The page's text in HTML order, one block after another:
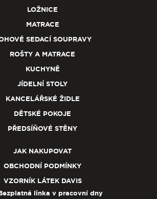
LOŽNICE
MATRACE
SEDACÍ SOUPRAVY
ROŠTY A MATRACE
KUCHYNĚ
JÍDELNÍ STOLY
KANCELÁŘSKÉ ŽIDLE
DĚTSKÉ POKOJE
PŘEDSÍŇOVÉ STĚNY
JAK NAKUPOVAT
OBCHODNÍ PODMÍNKY
VZORNÍK LÁTEK DAVIS
linka v pracovní dny